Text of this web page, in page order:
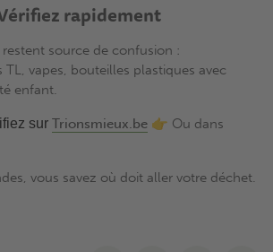
rapidement
source de confusion :
vapes, bouteilles plastiques avec
enfant.
sur Trionsmieux.be 👉 Ou dans
vous savez où doit aller votre déchet.